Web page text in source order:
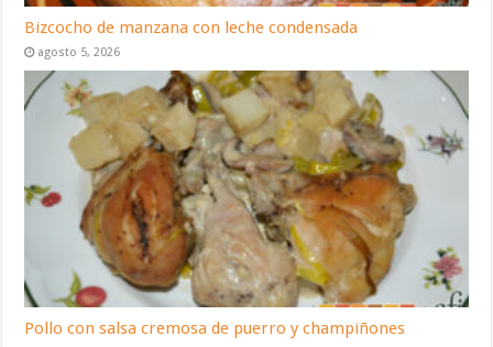
Bizcocho de manzana con leche condensada
agosto 5, 2026
Pollo con salsa cremosa de puerro y champiñones